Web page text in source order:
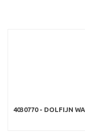
4030770 - DOLFIJN